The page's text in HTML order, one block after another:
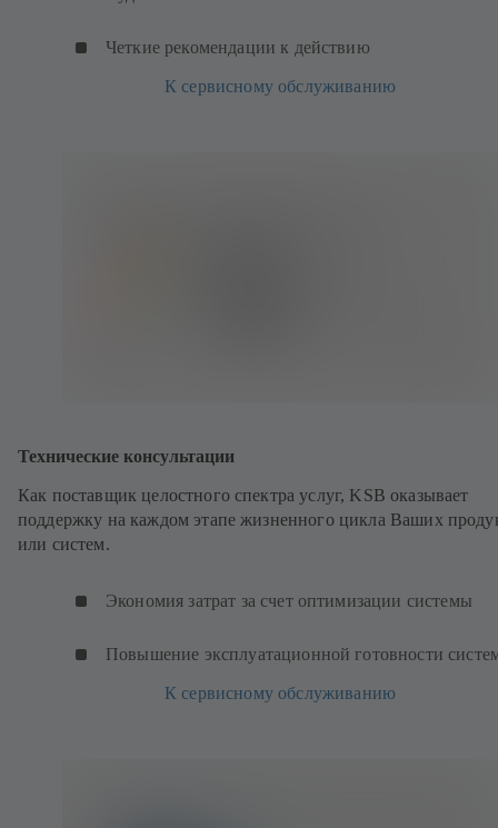
Четкие рекомендации к действию
К сервисному обслуживанию
Технические консультации
Как поставщик целостного спектра услуг, KSB оказывает
поддержку на каждом этапе жизненного цикла Ваших
или систем.
Экономия затрат за счет оптимизации системы
Повышение эксплуатационной готовности
К сервисному обслуживанию